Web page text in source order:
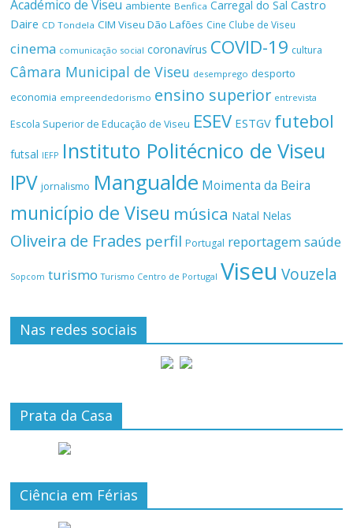
Académico de Viseu ambiente Benfica Carregal do Sal Castro
Daire CD Tondela CIM Viseu Dão Lafões Cine Clube de Viseu
cinema comunicação social coronavírus COVID-19 cultura
Câmara Municipal de Viseu desemprego desporto
economia empreendedorismo ensino superior entrevista
Escola Superior de Educação de Viseu ESEV ESTGV futebol
futsal IEFP Instituto Politécnico de Viseu
IPV jornalismo Mangualde Moimenta da Beira
município de Viseu música Natal Nelas
Oliveira de Frades perfil Portugal reportagemsaúde
Sopcom turismo Turismo Centro de Portugal Viseu Vouzela
Nas redes sociais
Prata da Casa
Ciência em Férias